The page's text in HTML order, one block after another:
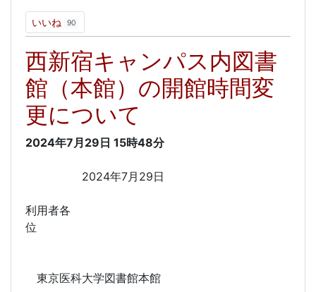
いいね 90
西新宿キャンパス内図書
館（本館）の開館時間変
更について
2024年7月29日 15時48分
2024年7月29日
利用者各
位
東京医科大学図書館本館